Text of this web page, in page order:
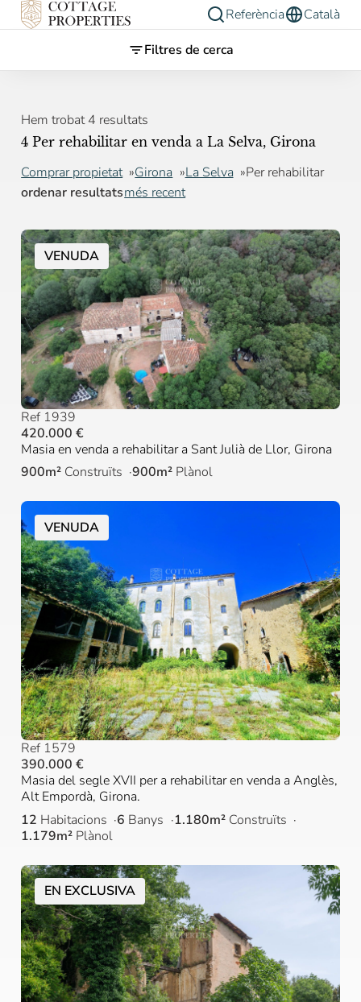
Referència
Català
Filtres de cerca
Hem trobat 4 resultats
4 Per rehabilitar en venda a La Selva, Girona
Comprar propietat Girona La Selva
Per rehabilitar
ordenar resultatsmés recent
VENUDA
Ref 1939
420.000 €
Masia en venda a rehabilitar a Sant Julià de Llor, Girona
900m² Construïts 900m² Plànol
VENUDA
Ref 1579
390.000 €
Masia del segle XVII per a rehabilitar en venda a Anglès,
Alt Empordà, Girona.
12 Habitacions 6 Banys 1.180m² Construïts
1.179m² Plànol
EN EXCLUSIVA